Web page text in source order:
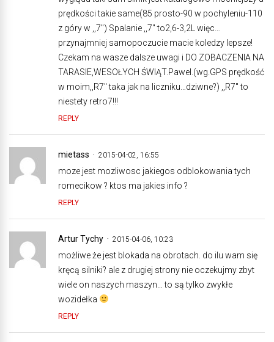
prędkości takie same(85 prosto-90 w pochyleniu-110
z góry w ,,7″) Spalanie ,,7″ to2,6-3,2L więc…
przynajmniej samopoczucie macie koledzy lepsze!
Czekam na wasze dalsze uwagi i DO ZOBACZENIA NA
TARASIE,WESOŁYCH ŚWIĄT.Pawel.(wg.GPS prędkość
w moim,,R7″ taka jak na liczniku…dziwne?) ,,R7″ to
niestety retro7!!!
REPLY
mietass 2015-04-02, 16:55
moze jest mozliwosc jakiegos odblokowania tych
romecikow ? ktos ma jakies info ?
REPLY
Artur Tychy 2015-04-06, 10:23
możliwe że jest blokada na obrotach. do ilu wam się
kręcą silniki? ale z drugiej strony nie oczekujmy zbyt
wiele on naszych maszyn… to są tylko zwykłe
wozidełka
REPLY